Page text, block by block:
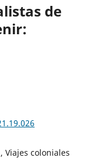
de
coloniales